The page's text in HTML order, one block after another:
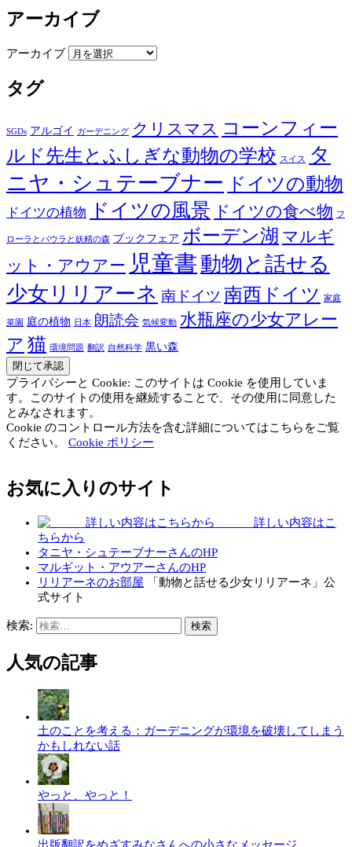
アーカイブ
アーカイブ
タグ
SGDs アルゴイ ガーデニング クリスマス コーンフィー
ルド先生とふしぎな動物の学校 スイス
タ
ニヤ・シュテーブナー ドイツの動物
ドイツの植物 ドイツの風景 ドイツの食べ物 フ
ローラとパウラと妖精の森 ブックフェア ボーデン湖 マルギ
ット・アウアー 児童書 動物と話せる
少女リリアーネ 南ドイツ 南西ドイツ 家庭
菜園 庭の植物 日本 朗読会 気候変動 水瓶座の少女アレー
ア 猫 環境問題 翻訳 自然科学 黒い森
プライバシーと Cookie: このサイトは Cookie を使用していま
す。このサイトの使用を継続することで、その使用に同意した
とみなされます。
Cookie のコントロール方法を含む詳細についてはこちらをご覧
ください。 Cookie ポリシー
お気に入りのサイト
詳しい内容はこ
ちらから
タニヤ・シュテーブナーさんのHP
マルギット・アウアーさんのHP
リリアーネのお部屋 「動物と話せる少女リリアーネ」公
式サイト
検索:
人気の記事
土のことを考える：ガーデニングが環境を破壊してしまう
かもしれない話
やっと、やっと！